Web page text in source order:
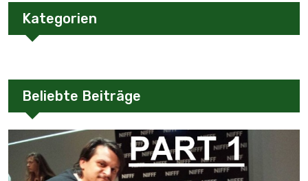
Kategorien
Beliebte Beiträge